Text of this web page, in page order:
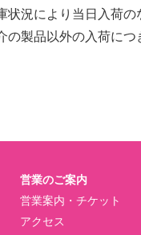
況により当日入荷の
製品以外の入荷につ
営業のご案内
営業案内・チケット
アクセス